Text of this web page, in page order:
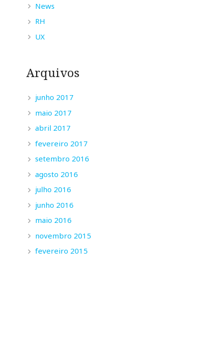
News
RH
UX
Arquivos
junho 2017
maio 2017
abril 2017
fevereiro 2017
setembro 2016
agosto 2016
julho 2016
junho 2016
maio 2016
novembro 2015
fevereiro 2015